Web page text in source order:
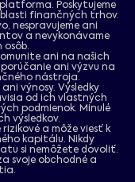
Poskytujeme
finančných trhov.
nespravujeme ani
a nevykonávame
ani na našich
ani výzvu na
nástroja.
výnosy. Výsledky
od ich vlastných
podmienok. Minulé
výsledkov.
a môže viesť k
kapitálu. Nikdy
si nemôžete dovoliť.
svoje obchodné a